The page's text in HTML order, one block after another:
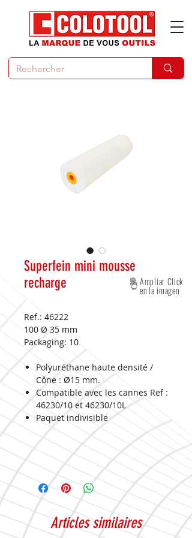
Superfein mini mousse
recharge
Ref.: 46222
100 Ø 35 mm
Packaging: 10
Polyuréthane haute densité /
Cône : Ø15 mm.
Compatible avec les cannes Ref :
46230/10 et 46230/10L
Paquet indivisible
Ampliar Click
en la imagen
Articles similaires